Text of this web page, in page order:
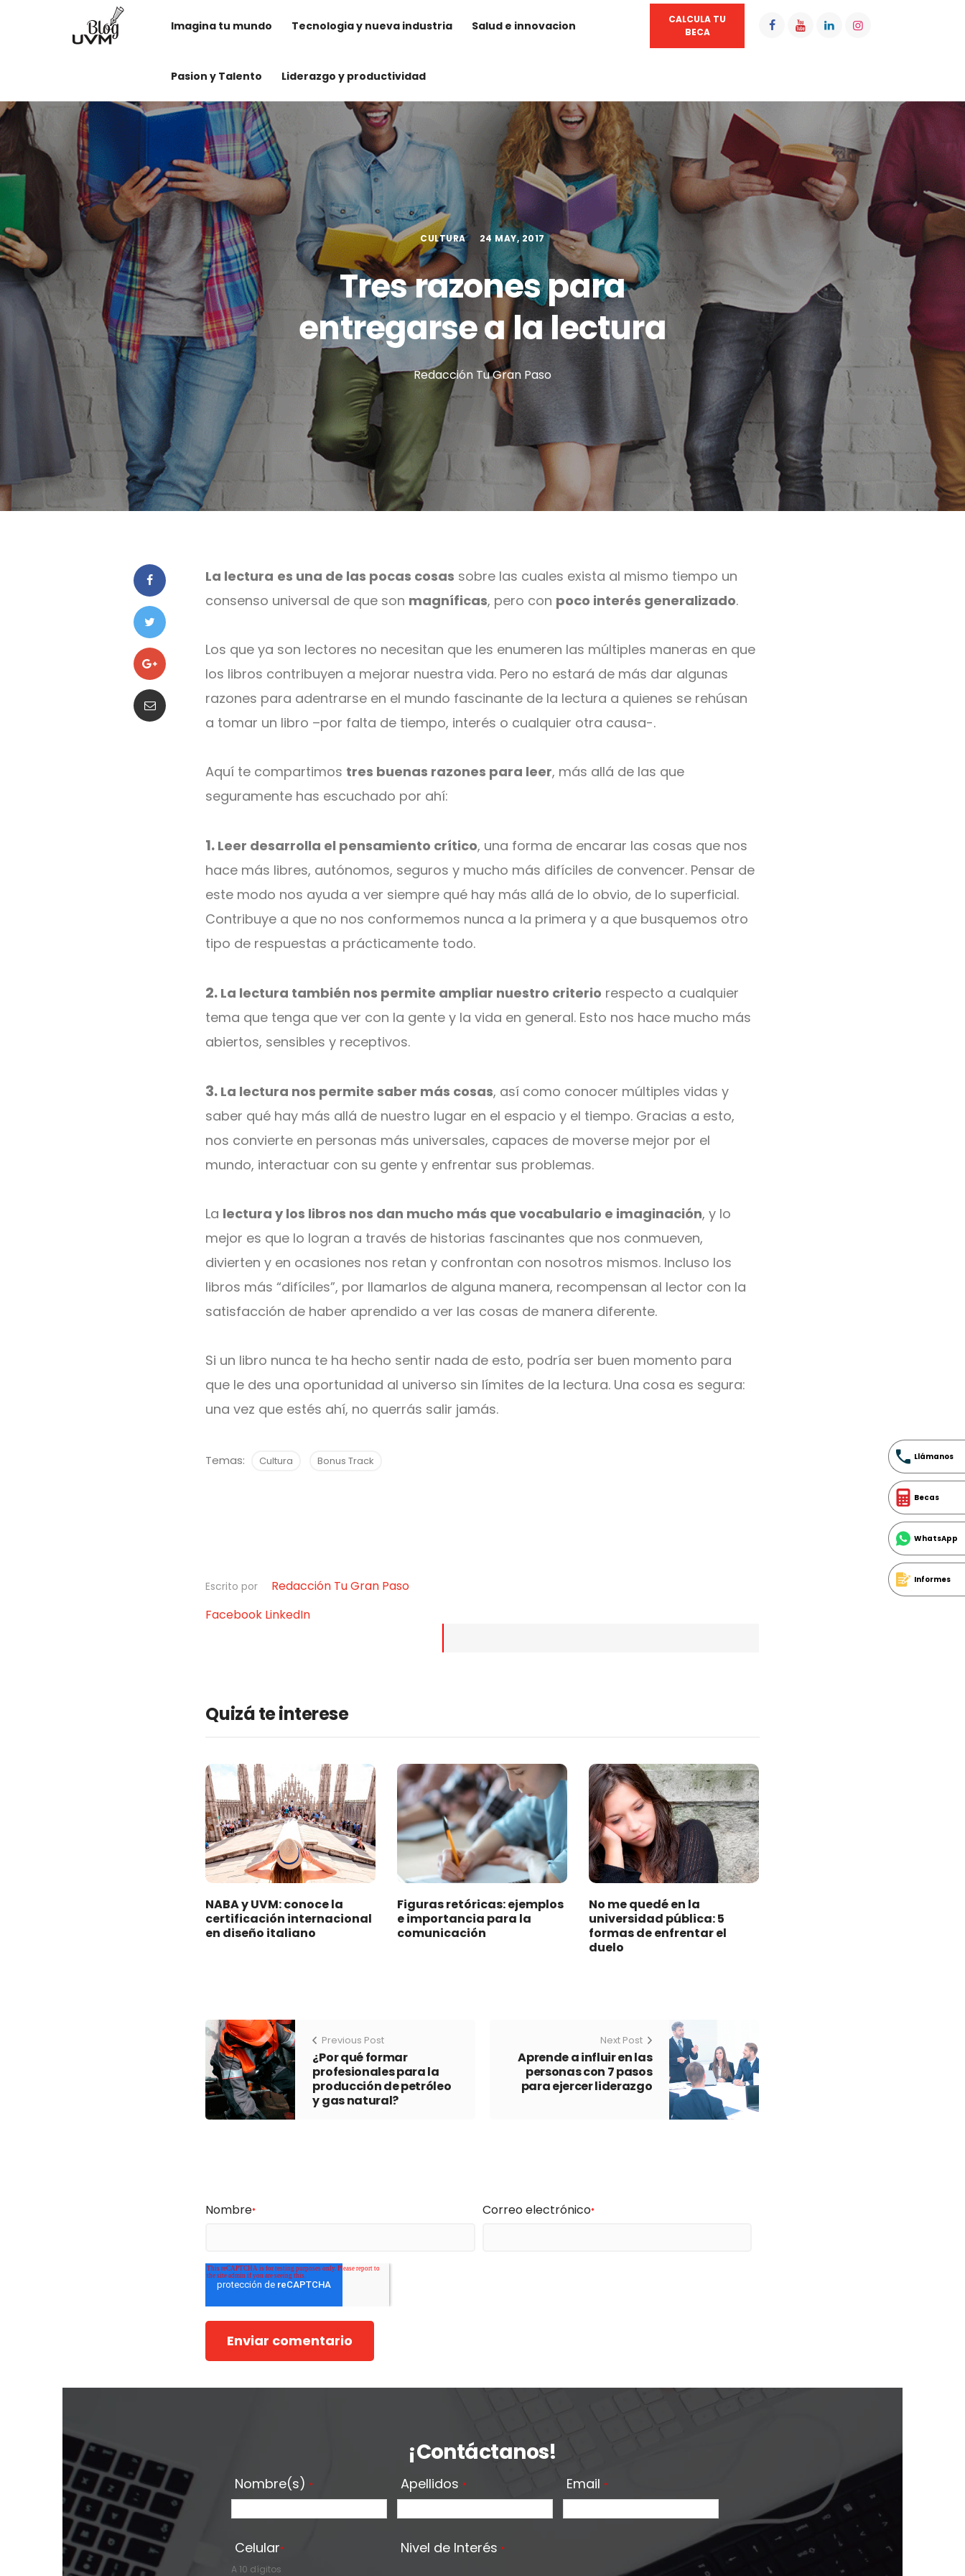
Imagina tu mundo Tecnologia y nueva industria Salud e innovacion
Pasion y Talento Liderazgo y productividad
CALCULA TU
BECA
CULTURA 24 MAY, 2017
Tres razones para
entregarse a la lectura
Redacción Tu Gran Paso
La lectura es una de las pocas cosas sobre las cuales exista al mismo tiempo un
consenso universal de que son magníficas, pero con poco interés generalizado.
Los que ya son lectores no necesitan que les enumeren las múltiples maneras en que
los libros contribuyen a mejorar nuestra vida. Pero no estará de más dar algunas
razones para adentrarse en el mundo fascinante de la lectura a quienes se rehúsan
a tomar un libro –por falta de tiempo, interés o cualquier otra causa-.
Aquí te compartimos tres buenas razones para leer, más allá de las que
seguramente has escuchado por ahí:
1. Leer desarrolla el pensamiento crítico, una forma de encarar las cosas que nos
hace más libres, autónomos, seguros y mucho más difíciles de convencer. Pensar de
este modo nos ayuda a ver siempre qué hay más allá de lo obvio, de lo superficial.
Contribuye a que no nos conformemos nunca a la primera y a que busquemos otro
tipo de respuestas a prácticamente todo.
2. La lectura también nos permite ampliar nuestro criterio respecto a cualquier
tema que tenga que ver con la gente y la vida en general. Esto nos hace mucho más
abiertos, sensibles y receptivos.
3. La lectura nos permite saber más cosas, así como conocer múltiples vidas y
saber qué hay más allá de nuestro lugar en el espacio y el tiempo. Gracias a esto,
nos convierte en personas más universales, capaces de moverse mejor por el
mundo, interactuar con su gente y enfrentar sus problemas.
La lectura y los libros nos dan mucho más que vocabulario e imaginación, y lo
mejor es que lo logran a través de historias fascinantes que nos conmueven,
divierten y en ocasiones nos retan y confrontan con nosotros mismos. Incluso los
libros más “difíciles”, por llamarlos de alguna manera, recompensan al lector con la
satisfacción de haber aprendido a ver las cosas de manera diferente.
Si un libro nunca te ha hecho sentir nada de esto, podría ser buen momento para
que le des una oportunidad al universo sin límites de la lectura. Una cosa es segura:
una vez que estés ahí, no querrás salir jamás.
Temas: Cultura Bonus Track
Escrito por
Redacción Tu Gran Paso
Facebook LinkedIn
Quizá te interese
NABA y UVM: conoce la
certificación internacional
en diseño italiano
Figuras retóricas: ejemplos
e importancia para la
comunicación
No me quedé en la
universidad pública: 5
formas de enfrentar el
duelo
Previous Post
¿Por qué formar
profesionales para la
producción de petróleo
y gas natural?
Next Post
Aprende a influir en las
personas con 7 pasos
para ejercer liderazgo
Nombre* Correo electrónico*
Llámanos
Becas
WhatsApp
Informes
¡Contáctanos!
Nombre(s) * Apellidos * Email *
Celular*
A 10 dígitos
Nivel de Interés *